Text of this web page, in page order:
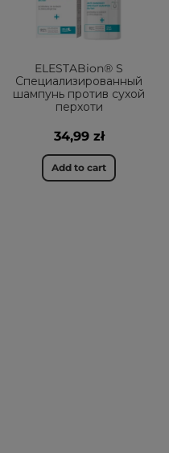
ELESTABion® S
Специализированный
шампунь против сухой
перхоти
34,99 zł
Add to cart